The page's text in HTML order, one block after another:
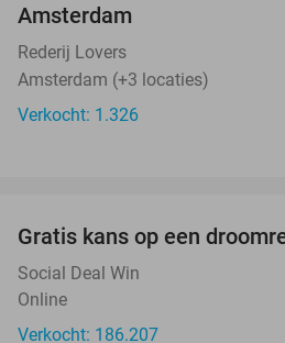
Amsterdam
Rederij Lovers
Amsterdam (+3 locaties)
Verkocht: 1.326
Gratis kans op een
Social Deal Win
Online
Verkocht: 186.207